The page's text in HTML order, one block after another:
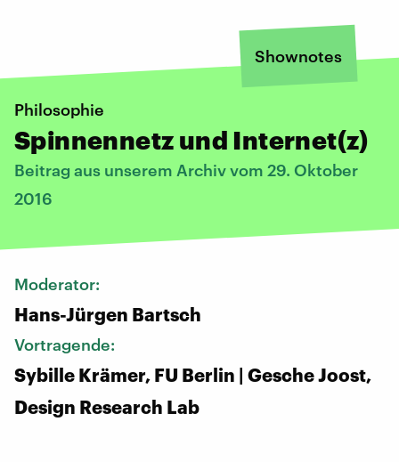
Shownotes
Philosophie
Spinnennetz und Internet(z)
Beitrag aus unserem Archiv vom 29. Oktober
2016
Moderator:
Hans-Jürgen Bartsch
Vortragende:
Sybille Krämer, FU Berlin | Gesche Joost,
Design Research Lab